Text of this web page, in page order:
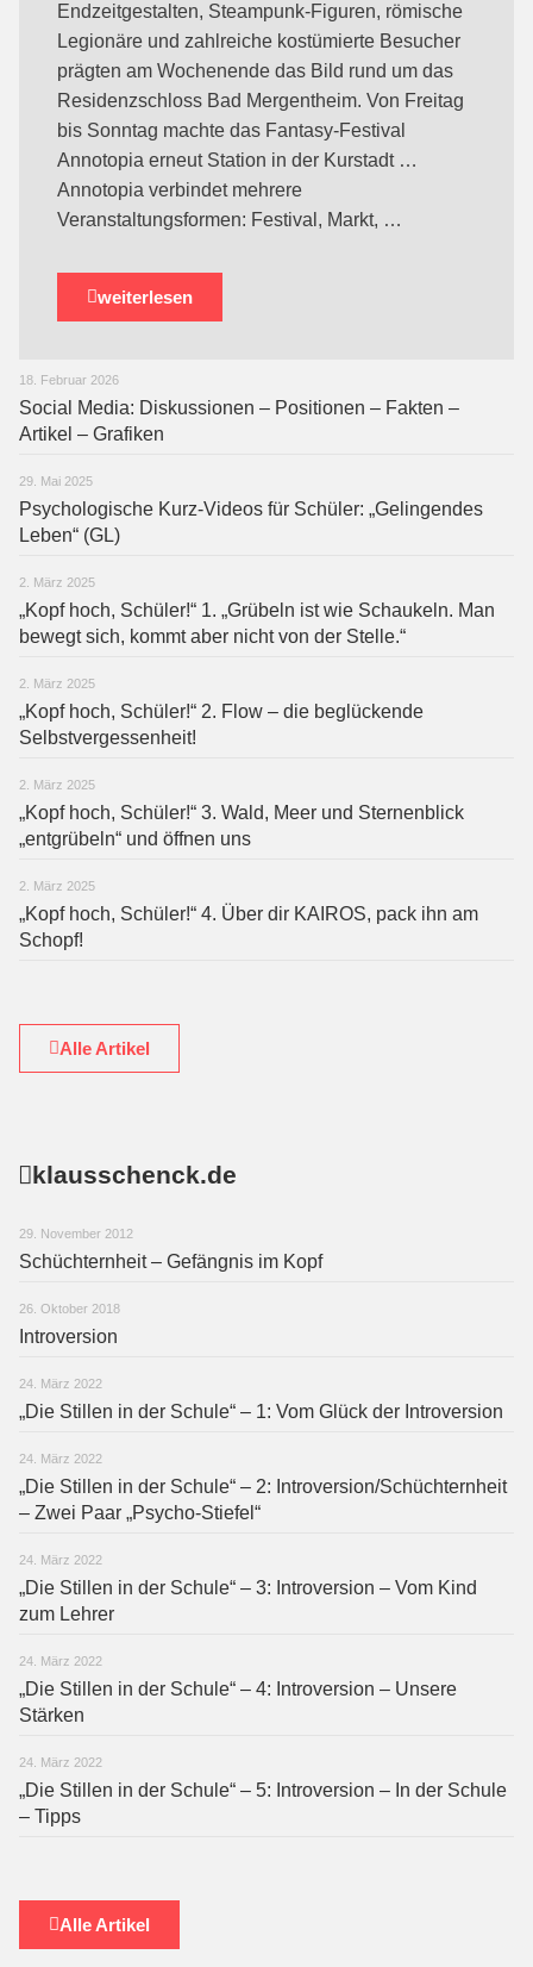
klausschenck.de
29. November 2012
Schüchternheit – Gefängnis im Kopf
26. Oktober 2018
Introversion
24. März 2022
„Die Stillen in der Schule“ – 1: Vom Glück der Introversion
24. März 2022
„Die Stillen in der Schule“ – 2: Introversion/Schüchternheit
– Zwei Paar „Psycho-Stiefel“
24. März 2022
„Die Stillen in der Schule“ – 3: Introversion – Vom Kind
zum Lehrer
24. März 2022
„Die Stillen in der Schule“ – 4: Introversion – Unsere
Stärken
24. März 2022
„Die Stillen in der Schule“ – 5: Introversion – In der Schule
– Tipps
Alle Artikel
Endzeitgestalten, Steampunk-Figuren, römische
Legionäre und zahlreiche kostümierte Besucher
prägten am Wochenende das Bild rund um das
Residenzschloss Bad Mergentheim. Von Freitag
bis Sonntag machte das Fantasy-Festival
Annotopia erneut Station in der Kurstadt …
Annotopia verbindet mehrere
Veranstaltungsformen: Festival, Markt, …
weiterlesen
18. Februar 2026
Social Media: Diskussionen – Positionen – Fakten –
Artikel – Grafiken
29. Mai 2025
Psychologische Kurz-Videos für Schüler: „Gelingendes
Leben“ (GL)
2. März 2025
„Kopf hoch, Schüler!“ 1. „Grübeln ist wie Schaukeln. Man
bewegt sich, kommt aber nicht von der Stelle.“
2. März 2025
„Kopf hoch, Schüler!“ 2. Flow – die beglückende
Selbstvergessenheit!
2. März 2025
„Kopf hoch, Schüler!“ 3. Wald, Meer und Sternenblick
„entgrübeln“ und öffnen uns
2. März 2025
„Kopf hoch, Schüler!“ 4. Über dir KAIROS, pack ihn am
Schopf!
Alle Artikel